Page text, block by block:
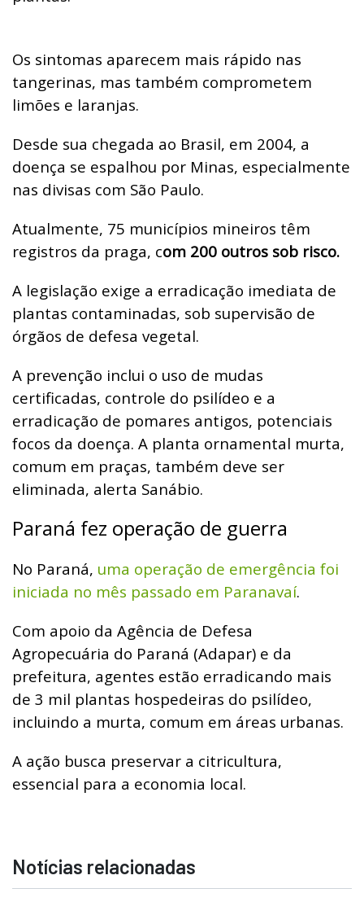
Os sintomas aparecem mais rápido nas
tangerinas, mas também comprometem
limões e laranjas.
Desde sua chegada ao Brasil, em 2004, a
doença se espalhou por Minas, especialmente
nas divisas com São Paulo.
Atualmente, 75 municípios mineiros têm
registros da praga, com 200 outros sob risco.
A legislação exige a erradicação imediata de
plantas contaminadas, sob supervisão de
órgãos de defesa vegetal.
A prevenção inclui o uso de mudas
certificadas, controle do psilídeo e a
erradicação de pomares antigos, potenciais
focos da doença. A planta ornamental murta,
comum em praças, também deve ser
eliminada, alerta Sanábio.
Paraná fez operação de guerra
No Paraná, uma operação de emergência foi
iniciada no mês passado em Paranavaí.
Com apoio da Agência de Defesa
Agropecuária do Paraná (Adapar) e da
prefeitura, agentes estão erradicando mais
de 3 mil plantas hospedeiras do psilídeo,
incluindo a murta, comum em áreas urbanas.
A ação busca preservar a citricultura,
essencial para a economia local.
Notícias relacionadas